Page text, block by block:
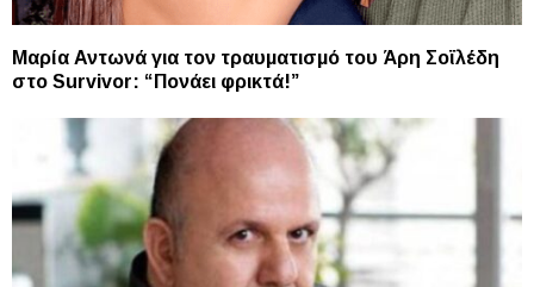
Μαρία Αντωνά για τον τραυματισμό του Άρη Σοϊλέδη
στο Survivor: “Πονάει φρικτά!”